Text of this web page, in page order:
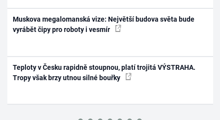
Muskova megalomanská vize: Největší budova světa bude
vyrábět čipy pro roboty i vesmír
Teploty v Česku rapidně stoupnou, platí trojitá VÝSTRAHA.
Tropy však brzy utnou silné bouřky